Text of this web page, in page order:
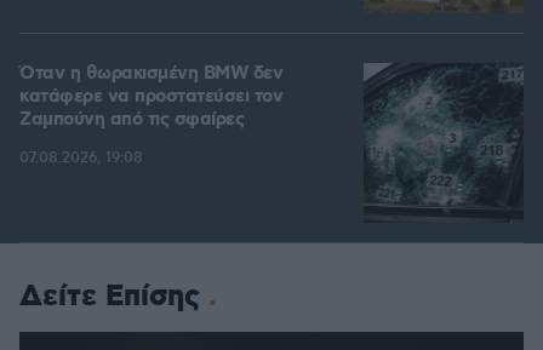
Όταν η θωρακισμένη BMW δεν
κατάφερε να προστατεύσει τον
Ζαμπούνη από τις σφαίρες
07.08.2026, 19:08
Δείτε Επίσης